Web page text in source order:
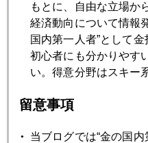
2016年01月28日
ＦＯＭＣ後の市場当惑、日
2016年01月27日
ソロス氏批判した中国経済
もとに、自由な立場か
経済動向について情報
国内第一人者”として
初心者にも分かりやす
い。得意分野はスキー
留意事項
当ブログでは“金の国